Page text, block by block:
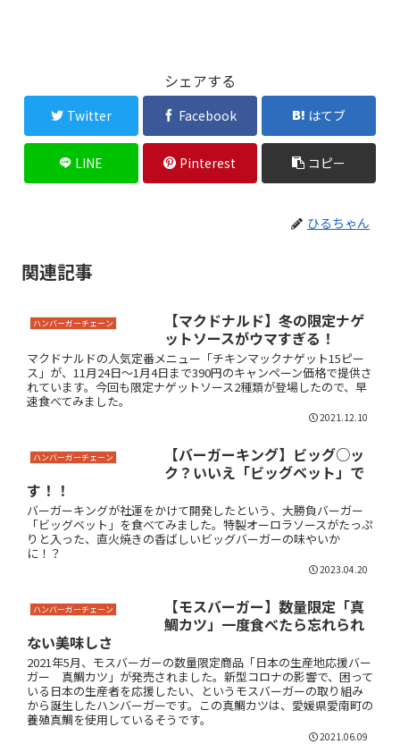
シェアする
Twitter Facebook はてブ
LINE Pinterest コピー
ひるちゃん
関連記事
ハンバーガーチェーン
【マクドナルド】冬の限定ナゲ
ットソースがウマすぎる！
マクドナルドの人気定番メニュー「チキンマックナゲット15ピー
ス」が、11月24日～1月4日まで390円のキャンペーン価格で提供さ
れています。今回も限定ナゲットソース2種類が登場したので、早
速食べてみました。
2021.12.10
ハンバーガーチェーン
【バーガーキング】ビッグ○ッ
ク？いいえ「ビッグベット」で
す！！
バーガーキングが社運をかけて開発したという、大勝負バーガー
「ビッグベット」を食べてみました。特製オーロラソースがたっぷ
りと入った、直火焼きの香ばしいビッグバーガーの味やいか
に！？
2023.04.20
ハンバーガーチェーン
【モスバーガー】数量限定「真
鯛カツ」一度食べたら忘れられ
ない美味しさ
2021年5月、モスバーガーの数量限定商品「日本の生産地応援バー
ガー 真鯛カツ」が発売されました。新型コロナの影響で、困って
いる日本の生産者を応援したい、というモスバーガーの取り組み
から誕生したハンバーガーです。この真鯛カツは、愛媛県愛南町の
養殖真鯛を使用しているそうです。
2021.06.09